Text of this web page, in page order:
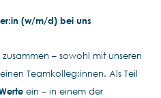
(w/m/d) bei uns
– sowohl mit unseren
Teamkolleg:innen. Als Teil
ein – in einem der